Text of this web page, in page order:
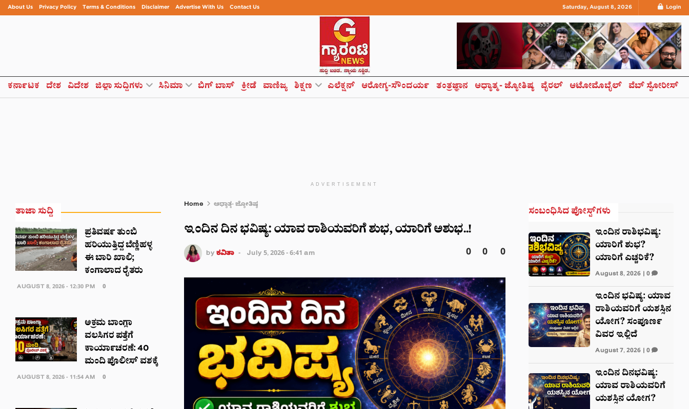
About Us Privacy Policy Terms & Conditions Disclaimer Advertise With Us Contact Us Saturday, August 8, 2026 Login
ಕರ್ನಾಟಕ ದೇಶ ವಿದೇಶ ಜಿಲ್ಲಾ ಸುದ್ದಿಗಳು ಸಿನಿಮಾ ಬಿಗ್ ಬಾಸ್ ಕ್ರೀಡೆ ವಾಣಿಜ್ಯ ಶಿಕ್ಷಣ ಎಲೆಕ್ಷನ್ ಆರೋಗ್ಯ-ಸೌಂದರ್ಯ ತಂತ್ರಜ್ಞಾನ ಆಧ್ಯಾತ್ಮ- ಜ್ಯೋತಿಷ್ಯ ವೈರಲ್ ಆಟೋಮೊಬೈಲ್ ವೆಬ್ ಸ್ಟೋರೀಸ್
ADVERTISEMENT
Home ಆಧ್ಯಾತ್ಮ- ಜ್ಯೋತಿಷ್ಯ
ಇಂದಿನ ದಿನ ಭವಿಷ್ಯ: ಯಾವ ರಾಶಿಯವರಿಗೆ ಶುಭ, ಯಾರಿಗೆ ಅಶುಭ..!
by ಕವಿತಾ July 5, 2026 - 6:41 am 0 0 0
ತಾಜಾ ಸುದ್ದಿ
ಪ್ರತಿವರ್ಷ ತುಂಬಿ
ಹರಿಯುತ್ತಿದ್ದ ಬೆಣ್ಣಿಹಳ್ಳ
ಈ ಬಾರಿ ಖಾಲಿ;
ಕಂಗಾಲಾದ ರೈತರು
AUGUST 8, 2026 - 12:30 PM 0
ಅಕ್ರಮ ಬಾಂಗ್ಲಾ
ವಲಸಿಗರ ಪತ್ತೆಗೆ
ಕಾರ್ಯಾಚರಣೆ: 40
ಮಂದಿ ಪೊಲೀಸ್ ವಶಕ್ಕೆ
AUGUST 8, 2026 - 11:54 AM 0
ಸಂಬಂಧಿಸಿದ ಪೋಸ್ಟ್‌ಗಳು
ಇಂದಿನ ರಾಶಿಭವಿಷ್ಯ:
ಯಾರಿಗೆ ಶುಭ?
ಯಾರಿಗೆ ಎಚ್ಚರಿಕೆ?
August 8, 2026| 0
ಇಂದಿನ ಭವಿಷ್ಯ: ಯಾವ
ರಾಶಿಯವರಿಗೆ ಯಶಸ್ಸಿನ
ಯೋಗ? ಸಂಪೂರ್ಣ
ವಿವರ ಇಲ್ಲಿದೆ
August 7, 2026| 0
ಇಂದಿನ ದಿನಭವಿಷ್ಯ:
ಯಾವ ರಾಶಿಯವರಿಗೆ
ಯಶಸ್ಸಿನ ಯೋಗ?